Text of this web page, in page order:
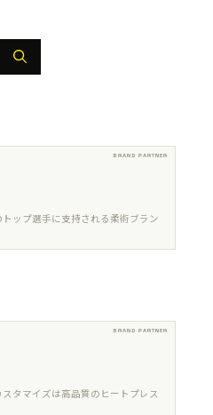
ップ選手に支持される柔術ブラン
タマイズは高品質のヒートプレス